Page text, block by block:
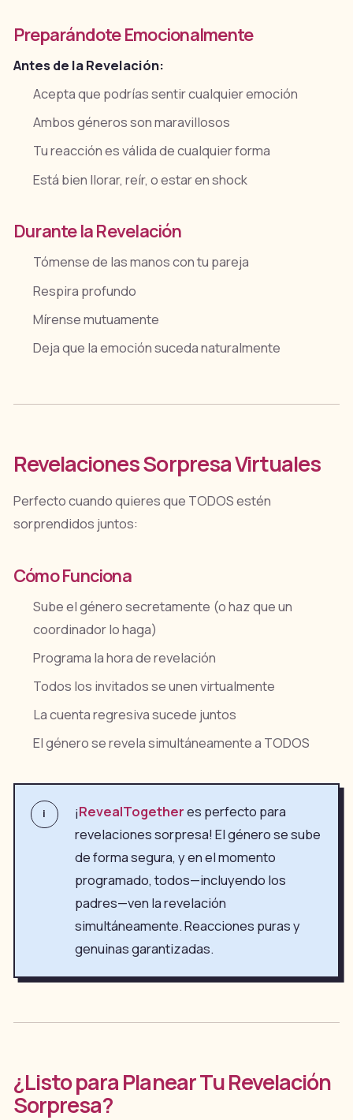
Preparándote Emocionalmente
Antes de la Revelación:
Acepta que podrías sentir cualquier emoción
Ambos géneros son maravillosos
Tu reacción es válida de cualquier forma
Está bien llorar, reír, o estar en shock
Durante la Revelación
Tómense de las manos con tu pareja
Respira profundo
Mírense mutuamente
Deja que la emoción suceda naturalmente
Revelaciones Sorpresa Virtuales
Perfecto cuando quieres que TODOS estén
sorprendidos juntos:
Cómo Funciona
Sube el género secretamente (o haz que un
coordinador lo haga)
Programa la hora de revelación
Todos los invitados se unen virtualmente
La cuenta regresiva sucede juntos
El género se revela simultáneamente a TODOS
i ¡RevealTogetheres perfecto para
revelaciones sorpresa! El género se sube
de forma segura, y en el momento
programado, todos—incluyendo los
padres—ven la revelación
simultáneamente. Reacciones puras y
genuinas garantizadas.
¿Listo para Planear Tu Revelación
Sorpresa?